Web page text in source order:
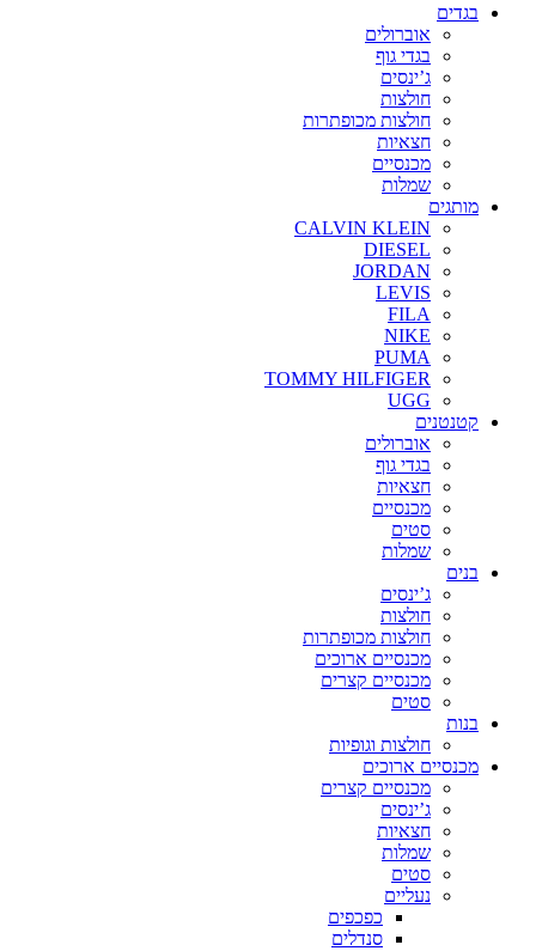
בגדים
אוברולים
בגדי גוף
ג’ינסים
חולצות
חולצות מכופתרות
חצאיות
מכנסיים
שמלות
מותגים
CALVIN KLEIN
DIESEL
JORDAN
LEVIS
FILA
NIKE
PUMA
TOMMY HILFIGER
UGG
קטנטנים
אוברולים
בגדי גוף
חצאיות
מכנסיים
סטים
שמלות
בנים
ג’ינסים
חולצות
חולצות מכופתרות
מכנסיים ארוכים
מכנסיים קצרים
סטים
בנות
חולצות וגופיות
מכנסיים ארוכים
מכנסיים קצרים
ג’ינסים
חצאיות
שמלות
סטים
נעליים
כפכפים
סנדלים